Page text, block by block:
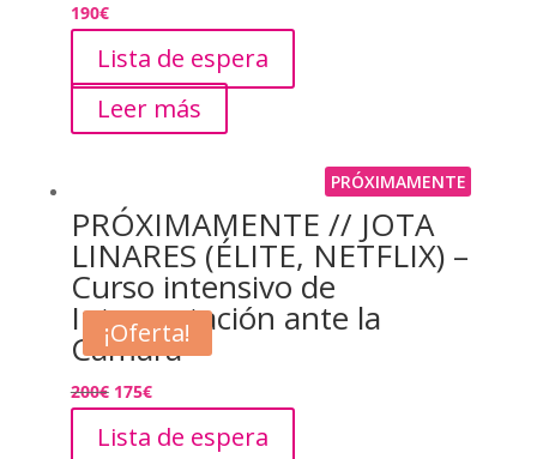
190€
Lista de espera
Leer más
PRÓXIMAMENTE
PRÓXIMAMENTE // JOTA
LINARES (ÉLITE, NETFLIX) –
Curso intensivo de
Interpretación ante la
Cámara
200€ 175€
Lista de espera
¡Oferta!